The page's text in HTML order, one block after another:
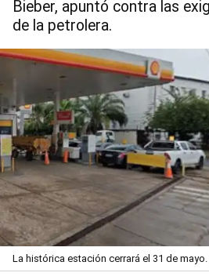
Bieber, apuntó contra las
de la petrolera.
La histórica estación cerrará el 31 de mayo.